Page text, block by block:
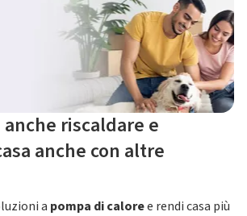
riscaldare e
anche con altre
a pompa di caloree rendi casa più